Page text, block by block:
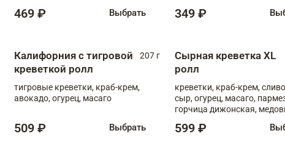
469 ₽ Выбрать 349 ₽
Калифорния с тигровой
креветкой ролл
207 г
тигровые креветки, краб-крем,
авокадо, огурец, масаго
509 ₽ Выбрать
Сырная креветка XL
ролл
креветки, краб-крем,
сыр, огурец, масаго,
горчица дижонская,
599 ₽